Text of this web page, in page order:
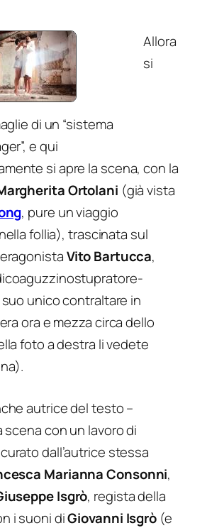
Allora
si
di un “sistema
e qui
si apre la scena, con la
Ortolani (già vista
, pure un viaggio
follia), trascinata sul
Vito Bartucca,
unico contraltare in
ora e mezza circa dello
foto a destra li vedete
autrice del testo –
con un lavoro di
dall’autrice stessa
Marianna Consonni,
Isgrò, regista della
i suoni diGiovanni Isgrò (e